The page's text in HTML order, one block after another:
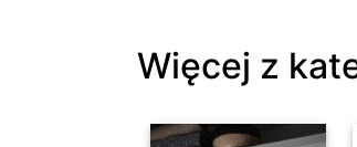
Więcej z